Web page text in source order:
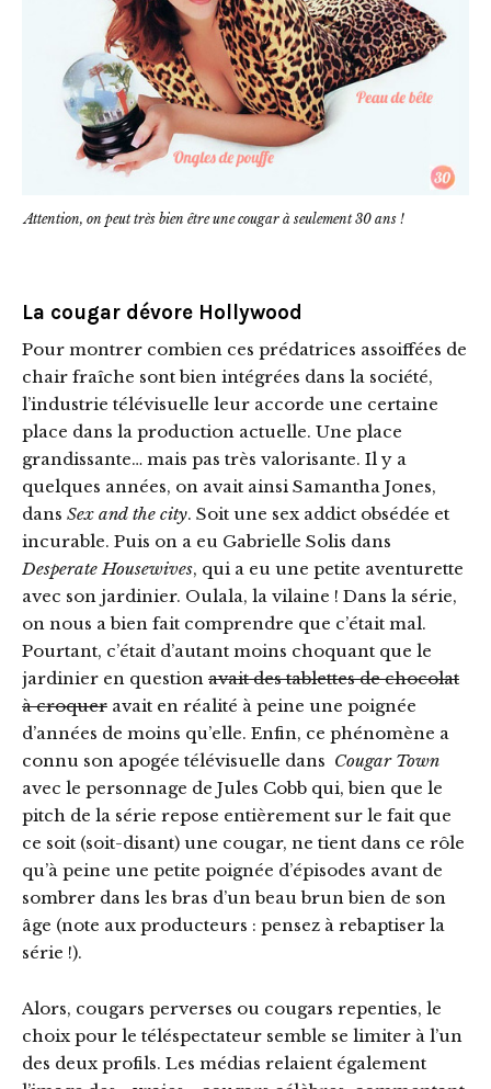
Attention, on peut très bien être une cougar à seulement 30 ans !
La cougar dévore Hollywood
Pour montrer combien ces prédatrices assoiffées de
chair fraîche sont bien intégrées dans la société,
l’industrie télévisuelle leur accorde une certaine
place dans la production actuelle. Une place
grandissante… mais pas très valorisante. Il y a
quelques années, on avait ainsi Samantha Jones,
dans Sex and the city. Soit une sex addict obsédée et
incurable. Puis on a eu Gabrielle Solis dans
Desperate Housewives, qui a eu une petite aventurette
avec son jardinier. Oulala, la vilaine ! Dans la série,
on nous a bien fait comprendre que c’était mal.
Pourtant, c’était d’autant moins choquant que le
jardinier en question avait des tablettes de chocolat
à croquer avait en réalité à peine une poignée
d’années de moins qu’elle. Enfin, ce phénomène a
connu son apogée télévisuelle dans Cougar Town
avec le personnage de Jules Cobb qui, bien que le
pitch de la série repose entièrement sur le fait que
ce soit (soit-disant) une cougar, ne tient dans ce rôle
qu’à peine une petite poignée d’épisodes avant de
sombrer dans les bras d’un beau brun bien de son
âge (note aux producteurs : pensez à rebaptiser la
série !).
Alors, cougars perverses ou cougars repenties, le
choix pour le téléspectateur semble se limiter à l’un
des deux profils. Les médias relaient également